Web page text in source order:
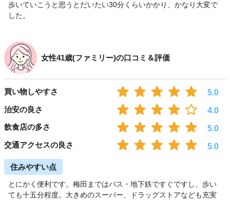
歩いていこうと思うとだいたい30分くらいかかり、かなり大変で
した。
女性41歳(ファミリー)の口コミ＆評価
買い物しやすさ
5.0
治安の良さ
4.0
飲食店の多さ
5.0
交通アクセスの良さ
5.0
住みやすい点
とにかく便利です。梅田まではバス・地下鉄ですぐですし、歩い
ても十五分程度。大きめのスーパー、ドラッグストアなども充実